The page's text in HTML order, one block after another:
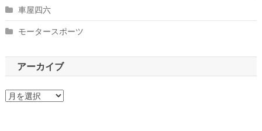
車屋四六
モータースポーツ
アーカイブ
ア